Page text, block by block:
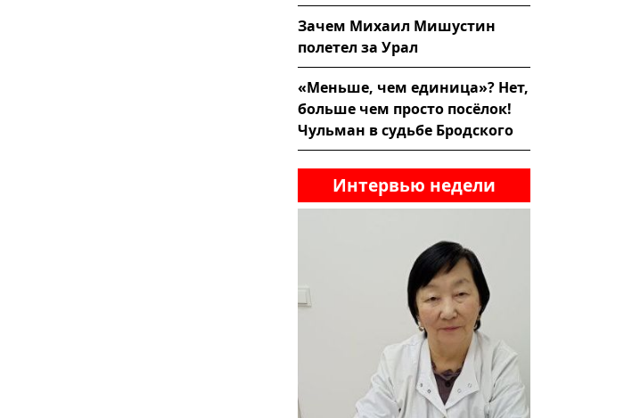
Зачем Михаил Мишустин
полетел за Урал
«Меньше, чем единица»? Нет,
больше чем просто посёлок!
Чульман в судьбе Бродского
Интервью недели